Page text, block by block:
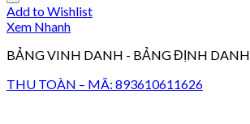
Add to Wishlist
Xem Nhanh
BẢNG VINH DANH - BẢNG ĐỊNH DANH
THU TOÀN – MÃ: 893610611626